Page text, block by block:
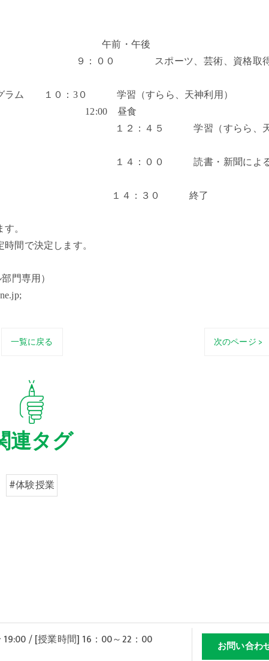
・午後
） ９：００ スポーツ、芸術、資格取
ラム １０： 3０ 学習（すらら、天神利用）
昼食
習（すらら、
書・新聞によ
０ 終了
。
間で決定します。
門専用）
一覧に戻る 次のページ >
連タグ
#体験授業
/ [授業時間] 16：00～22：00
お問い合わ